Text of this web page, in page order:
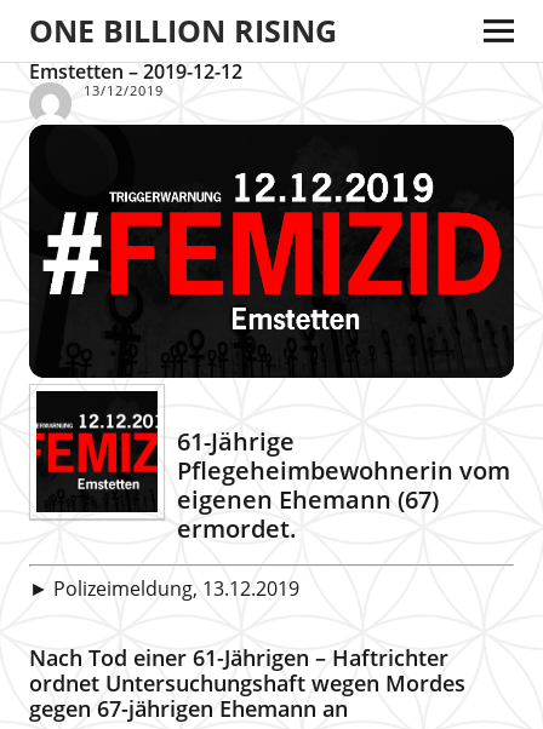
ONE BILLION RISING
Emstetten – 2019-12-12
13/12/2019
61-Jährige
Pflegeheimbewohnerin vom
eigenen Ehemann (67)
ermordet.
► Polizeimeldung, 13.12.2019
Nach Tod einer 61-Jährigen – Haftrichter
ordnet Untersuchungshaft wegen Mordes
gegen 67-jährigen Ehemann an